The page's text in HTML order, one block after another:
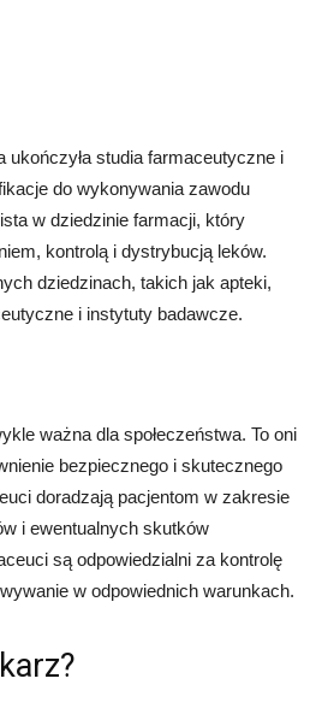
ukończyła studia farmaceutyczne i
do wykonywania zawodu
w dziedzinie farmacji, który
kontrolą i dystrybucją leków.
dziedzinach, takich jak apteki,
i instytuty badawcze.
ważna dla społeczeństwa. To oni
bezpiecznego i skutecznego
doradzają pacjentom w zakresie
i ewentualnych skutków
są odpowiedzialni za kontrolę
w odpowiednich warunkach.